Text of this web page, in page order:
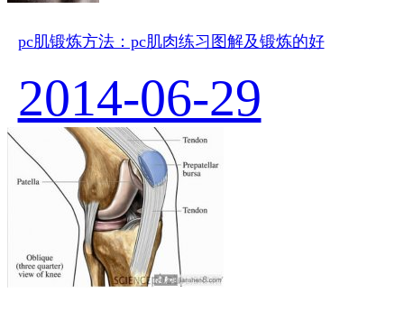
pc肌锻炼方法：pc肌肉练习图解及锻炼的好
2014-06-29